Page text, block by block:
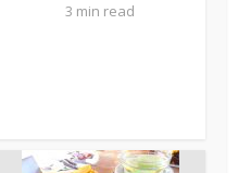
3 min read